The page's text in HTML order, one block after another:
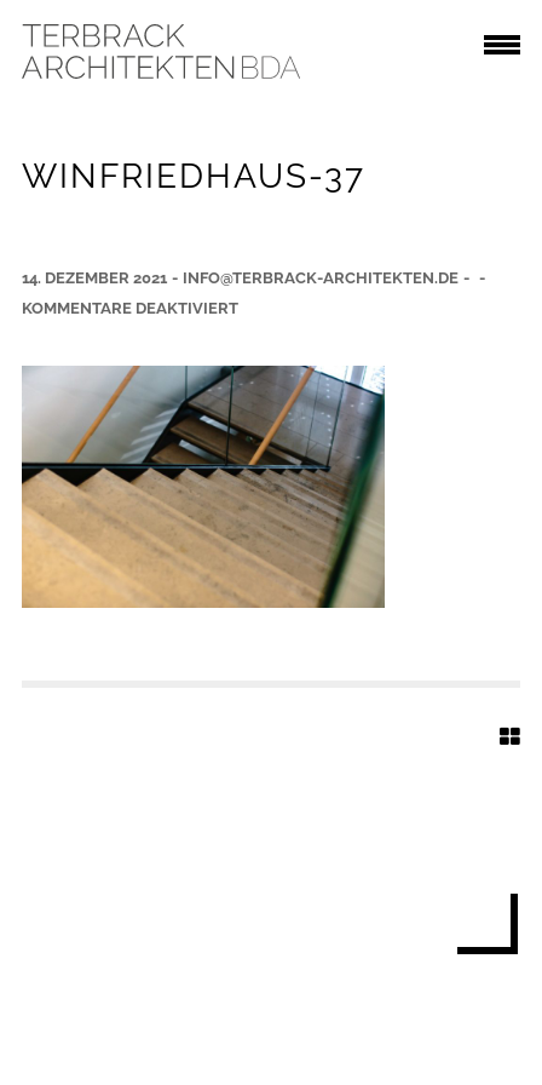
WINFRIEDHAUS-37
14. DEZEMBER 2021 - INFO@TERBRACK-ARCHITEKTEN.DE - -
KOMMENTARE DEAKTIVIERTF
W
I
R
I
E
D
H
A
U
3